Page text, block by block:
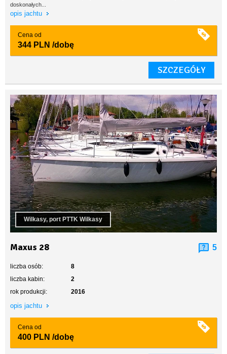
doskonałych...
opis jachtu
Cena od
344 PLN /dobę
SZCZEGÓŁY
Wilkasy, port PTTK Wilkasy
Maxus 28 5
liczba osób:
8
liczba kabin:
2
rok produkcji:
2016
opis jachtu
Cena od
400 PLN /dobę